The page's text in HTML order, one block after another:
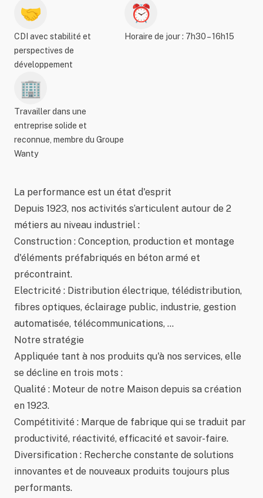
🤝
CDI avec stabilité et
perspectives de
développement
⏰
Horaire de jour : 7h30 – 16h15
🏢
Travailler dans une
entreprise solide et
reconnue, membre du Groupe
Wanty
La performance est un état d'esprit
Depuis 1923, nos activités s’articulent autour de 2
métiers au niveau industriel :
Construction : Conception, production et montage
d'éléments préfabriqués en béton armé et
précontraint.
Electricité : Distribution électrique, télédistribution,
fibres optiques, éclairage public, industrie, gestion
automatisée, télécommunications, ...
Notre stratégie
Appliquée tant à nos produits qu'à nos services, elle
se décline en trois mots :
Qualité : Moteur de notre Maison depuis sa création
en 1923.
Compétitivité : Marque de fabrique qui se traduit par
productivité, réactivité, efficacité et savoir-faire.
Diversification : Recherche constante de solutions
innovantes et de nouveaux produits toujours plus
performants.